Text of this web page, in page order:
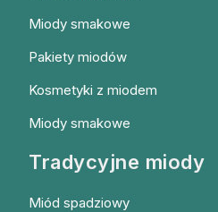
Miody smakowe
Pakiety miodów
Kosmetyki z miodem
Miody smakowe
Tradycyjne miody
Miód spadziowy